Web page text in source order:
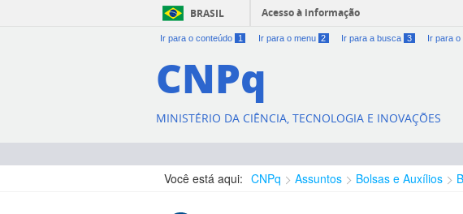
BRASIL Acesso à informação
Ir para o conteúdo 1 Ir para o menu 2 Ir para a busca 3 Ir para o
CNPq
MINISTÉRIO DA CIÊNCIA, TECNOLOGIA E INOVAÇÕES
Você está aqui: CNPq Assuntos Bolsas e Auxílios